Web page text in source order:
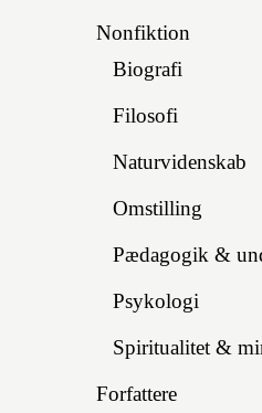
Nonfiktion
Biografi
Filosofi
Naturvidenskab
Omstilling
Pædagogik &
Psykologi
Spiritualitet &
Forfattere